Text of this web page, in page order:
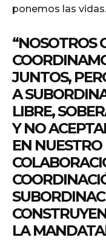
ponemos las
“NOSOTROS
JUNTOS,
A
LIBRE,
Y NO
EN NUESTRO
LA